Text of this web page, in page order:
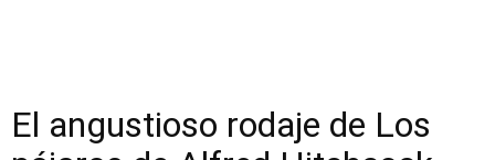
El angustioso rodaje de Los